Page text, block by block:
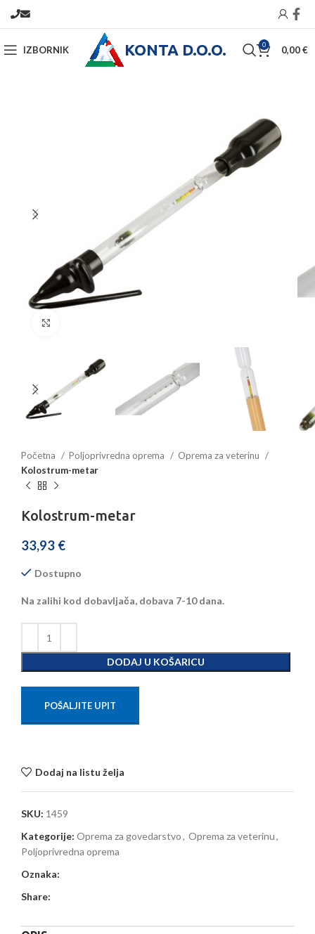
IZBORNIK KONTA D.O.O. 0 0,00€
Početna Poljoprivredna oprema
Oprema za veterinu
Kolostrum-metar
Kolostrum-metar
33,93 €
Dostupno
Na zalihi kod dobavljača, dobava 7-10 dana.
DODAJ U KOŠARICU
POŠALJITE UPIT
Dodaj na listu želja
SKU: 1459
Kategorije: Oprema za govedarstvo, Oprema za veterinu,
Poljoprivredna oprema
Oznaka:
Share: